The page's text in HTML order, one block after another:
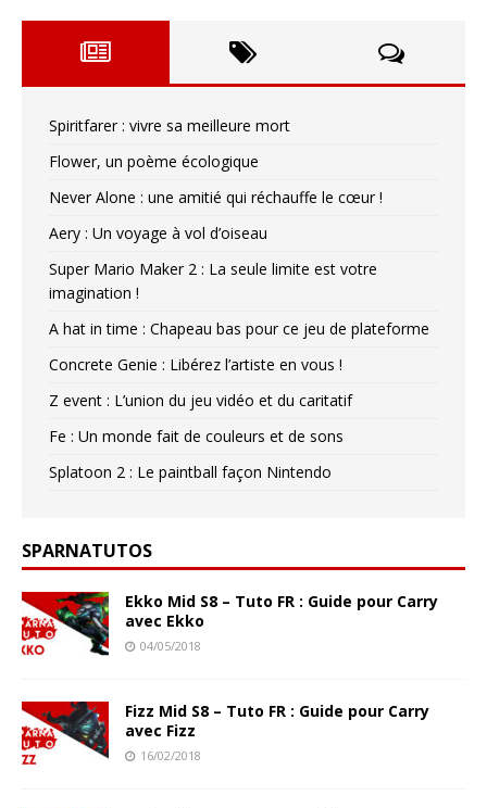
Spiritfarer : vivre sa meilleure mort
Flower, un poème écologique
Never Alone : une amitié qui réchauffe le cœur !
Aery : Un voyage à vol d’oiseau
Super Mario Maker 2 : La seule limite est votre
imagination !
A hat in time : Chapeau bas pour ce jeu de plateforme
Concrete Genie : Libérez l’artiste en vous !
Z event : L’union du jeu vidéo et du caritatif
Fe : Un monde fait de couleurs et de sons
Splatoon 2 : Le paintball façon Nintendo
SPARNATUTOS
Ekko Mid S8 – Tuto FR : Guide pour Carry
avec Ekko
04/05/2018
Fizz Mid S8 – Tuto FR : Guide pour Carry
avec Fizz
16/02/2018